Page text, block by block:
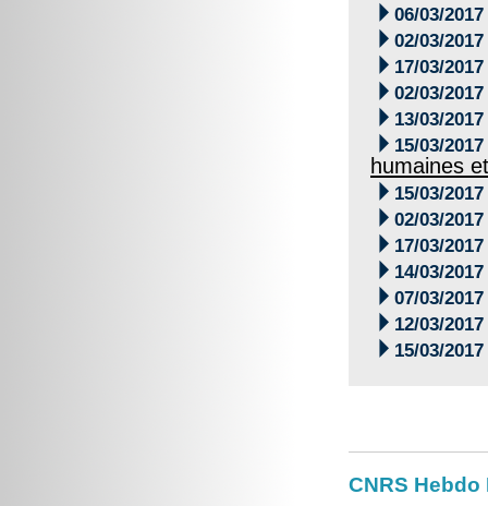
 06/03/2017
 02/03/2017
 17/03/2017
 02/03/2017
 13/03/2017
 15/03/2017
humaines
 15/03/2017
 02/03/2017
 17/03/2017
 14/03/2017
 07/03/2017
 12/03/2017
 15/03/2017
CNRS